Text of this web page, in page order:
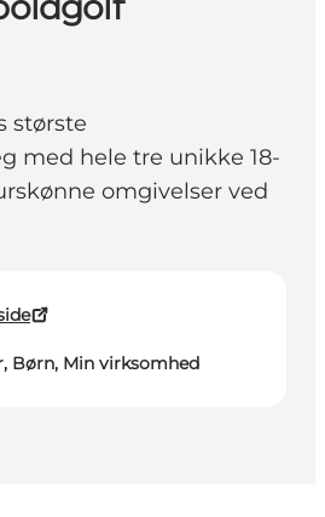
største
med hele tre unikke 18-
omgivelser ved
Børn, Min virksomhed